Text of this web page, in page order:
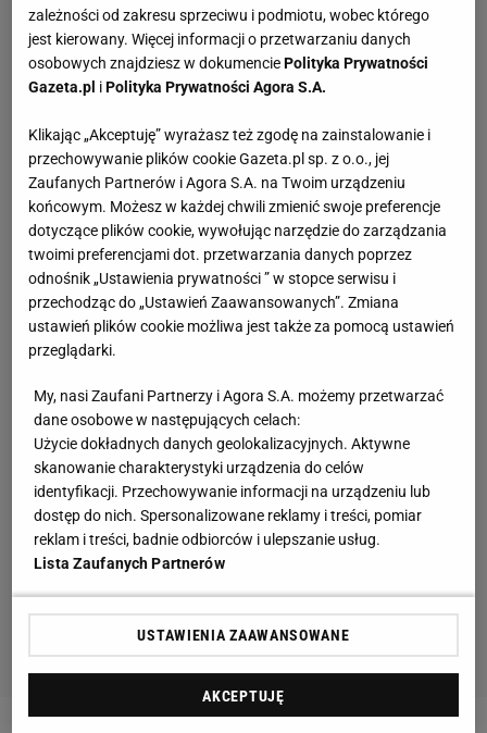
zależności od zakresu sprzeciwu i podmiotu, wobec którego
jest kierowany. Więcej informacji o przetwarzaniu danych
osobowych znajdziesz w dokumenciePolityka Prywatności
Gazeta.pl iPolityka Prywatności Agora S.A.
Klikając „Akceptuję” wyrażasz też zgodę na zainstalowanie i
przechowywanie plików cookie Gazeta.pl sp. z o.o., jej
Zaufanych Partnerów i Agora S.A. na Twoim urządzeniu
końcowym. Możesz w każdej chwili zmienić swoje preferencje
dotyczące plików cookie, wywołując narzędzie do zarządzania
twoimi preferencjami dot. przetwarzania danych poprzez
odnośnik „Ustawienia prywatności ” w stopce serwisu i
przechodząc do „Ustawień Zaawansowanych”. Zmiana
ustawień plików cookie możliwa jest także za pomocą ustawień
przeglądarki.
My, nasi Zaufani Partnerzy i Agora S.A. możemy przetwarzać
dane osobowe w następujących celach:
Użycie dokładnych danych geolokalizacyjnych. Aktywne
skanowanie charakterystyki urządzenia do celów
identyfikacji. Przechowywanie informacji na urządzeniu lub
dostęp do nich. Spersonalizowane reklamy i treści, pomiar
reklam i treści, badnie odbiorców i ulepszanie usług.
Lista Zaufanych Partnerów
USTAWIENIA ZAAWANSOWANE
AKCEPTUJĘ